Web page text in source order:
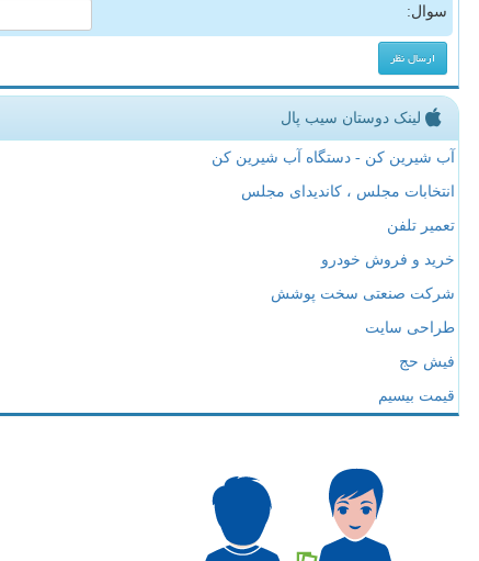
سوال:
لینک دوستان سیب پال
آب شیرین کن - دستگاه آب شیرین کن
انتخابات مجلس ، کاندیدای مجلس
تعمیر تلفن
خرید و فروش خودرو
شرکت صنعتی سخت پوشش
طراحی سایت
فیش حج
قیمت بیسیم